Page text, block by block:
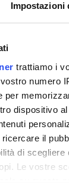
Impostazioni
trattiamo i
numero
per
dispositivo al
il
di scegliere
Le vostre
su questa